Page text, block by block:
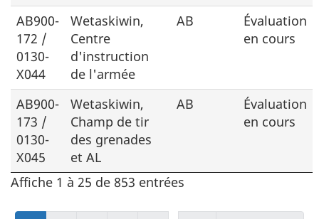
AB900-
172 /
0130-
X044
Wetaskiwin,
Centre
d'instruction
de l'armée
AB
Évaluation
en cours
AB900-
173 /
0130-
X045
Wetaskiwin,
Champ de tir
des grenades
et AL
AB
Évaluation
en cours
Affiche 1 à 25 de 853 entrées